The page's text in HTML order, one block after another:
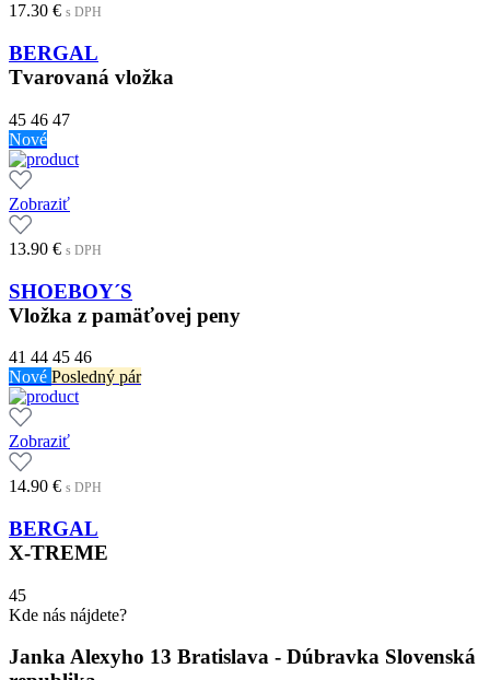
17.30 € s DPH
BERGAL
Tvarovaná vložka
45 46 47
Nové
Zobraziť
13.90 € s DPH
SHOEBOY´S
Vložka z pamäťovej peny
41 44 45 46
Nové Posledný pár
Zobraziť
14.90 € s DPH
BERGAL
X-TREME
45
Kde nás nájdete?
Janka Alexyho 13 Bratislava - Dúbravka Slovenská